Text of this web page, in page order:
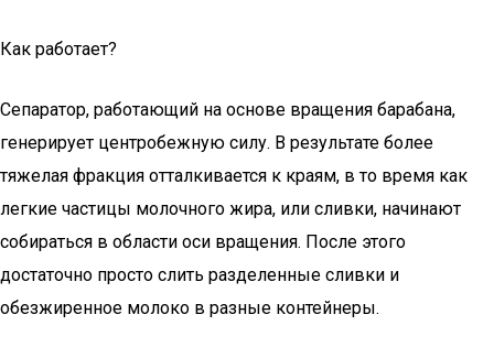
Как работает?
Сепаратор, работающий на основе вращения барабана,
генерирует центробежную силу. В результате более
тяжелая фракция отталкивается к краям, в то время как
легкие частицы молочного жира, или сливки, начинают
собираться в области оси вращения. После этого
достаточно просто слить разделенные сливки и
обезжиренное молоко в разные контейнеры.